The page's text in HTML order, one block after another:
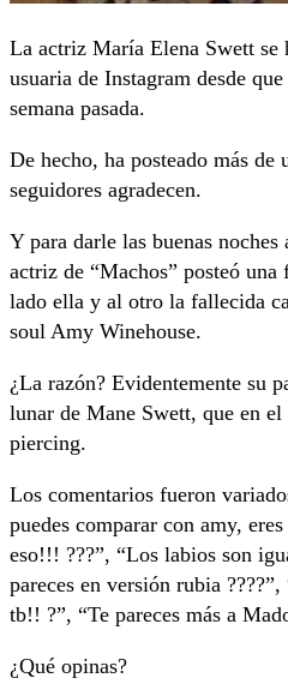
La actriz María Elena Swett se
usuaria de Instagram desde
semana pasada.
De hecho, ha posteado más
seguidores agradecen.
Y para darle las buenas noches
actriz de “Machos” posteó una
lado ella y al otro la fallecida
soul Amy Winehouse.
¿La razón? Evidentemente su
lunar de Mane Swett, que en
piercing.
Los comentarios fueron
puedes comparar con amy,
eso!!! ???”, “Los labios son
pareces en versión rubia
tb!! ?”, “Te pareces más a
¿Qué opinas?